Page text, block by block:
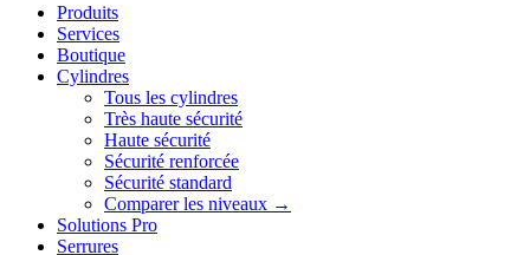
Produits
Services
Boutique
Cylindres
Tous les cylindres
Très haute sécurité
Haute sécurité
Sécurité renforcée
Sécurité standard
Comparer les niveaux →
Solutions Pro
Serrures